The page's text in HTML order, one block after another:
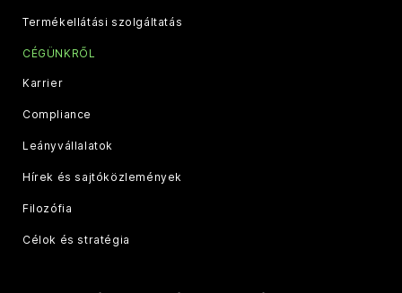
Termékellátási szolgáltatás
CÉGÜNKRŐL
Karrier
Compliance
Leányvállalatok
Hírek és sajtóközlemények
Filozófia
Célok és stratégia